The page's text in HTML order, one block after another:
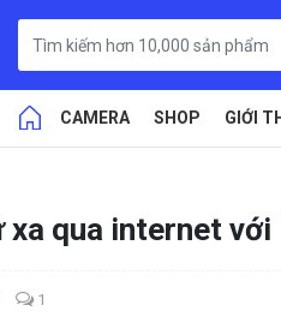
CAMERA SHOP GIỚI
xa qua internet
1